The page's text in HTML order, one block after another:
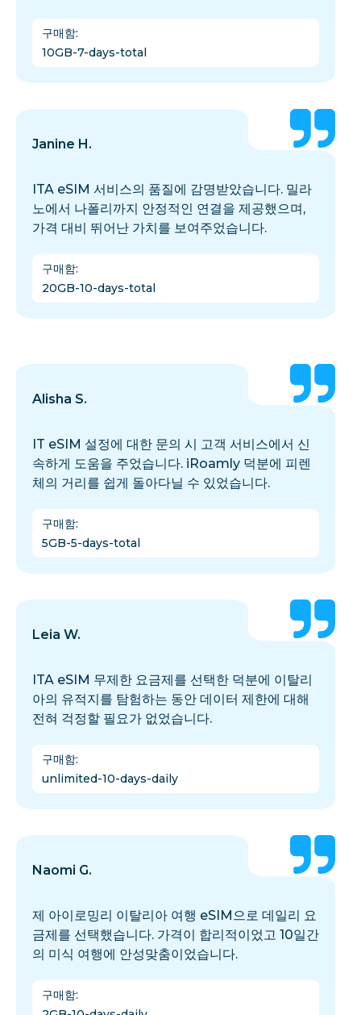
구매함:
10GB-7-days-total
Janine H.
ITA eSIM 서비스의 품질에 감명받았습니다. 밀라
노에서 나폴리까지 안정적인 연결을 제공했으며,
가격 대비 뛰어난 가치를 보여주었습니다.
구매함:
20GB-10-days-total
Alisha S.
IT eSIM 설정에 대한 문의 시 고객 서비스에서 신
속하게 도움을 주었습니다. iRoamly 덕분에 피렌
체의 거리를 쉽게 돌아다닐 수 있었습니다.
구매함:
5GB-5-days-total
Leia W.
ITA eSIM 무제한 요금제를 선택한 덕분에 이탈리
아의 유적지를 탐험하는 동안 데이터 제한에 대해
전혀 걱정할 필요가 없었습니다.
구매함:
unlimited-10-days-daily
Naomi G.
제 아이로밍리 이탈리아 여행 eSIM으로 데일리 요
금제를 선택했습니다. 가격이 합리적이었고 10일간
의 미식 여행에 안성맞춤이었습니다.
구매함: